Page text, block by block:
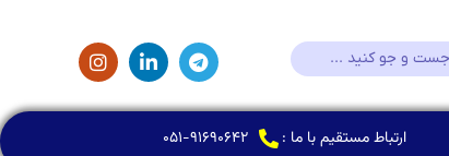
ارتباط مستقیم با ما : ۰۵۱-۹۱۶۹۰۶۴۲